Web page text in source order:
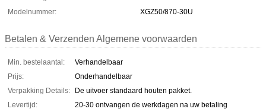
Modelnummer:
XGZ50/870-30U
Betalen & Verzenden Algemene voorwaarden
Min. bestelaantal:
Verhandelbaar
Prijs:
Onderhandelbaar
Verpakking Details:
De uitvoer standaard houten pakket.
Levertijd:
20-30 ontvangen de werkdagen na uw betaling